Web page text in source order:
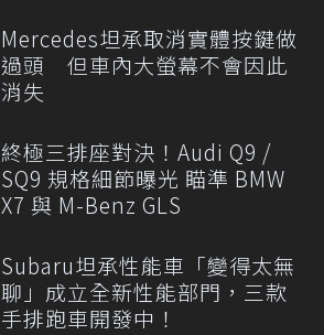
Mercedes坦承取消實體按鍵做
過頭 但車內大螢幕不會因此
消失
終極三排座對決！Audi Q9 /
SQ9 規格細節曝光 瞄準 BMW
X7 與 M-Benz GLS
Subaru坦承性能車「變得太無
聊」成立全新性能部門，三款
手排跑車開發中！